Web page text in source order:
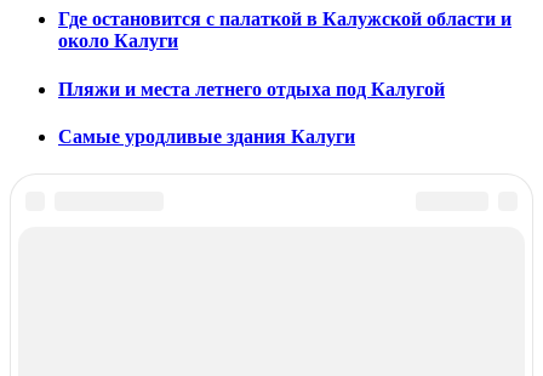
Где остановится с палаткой в Калужской области и
около Калуги
Пляжи и места летнего отдыха под Калугой
Самые уродливые здания Калуги